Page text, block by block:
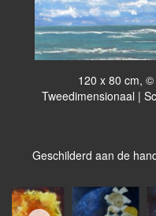
120 x 80 cm,
Tweedimensionaal |
Geschilderd aan de